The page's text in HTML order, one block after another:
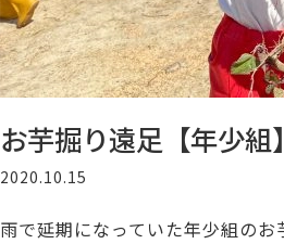
お芋掘り遠足【年少組】
2020.10.15
雨で延期になっていた年少組のお